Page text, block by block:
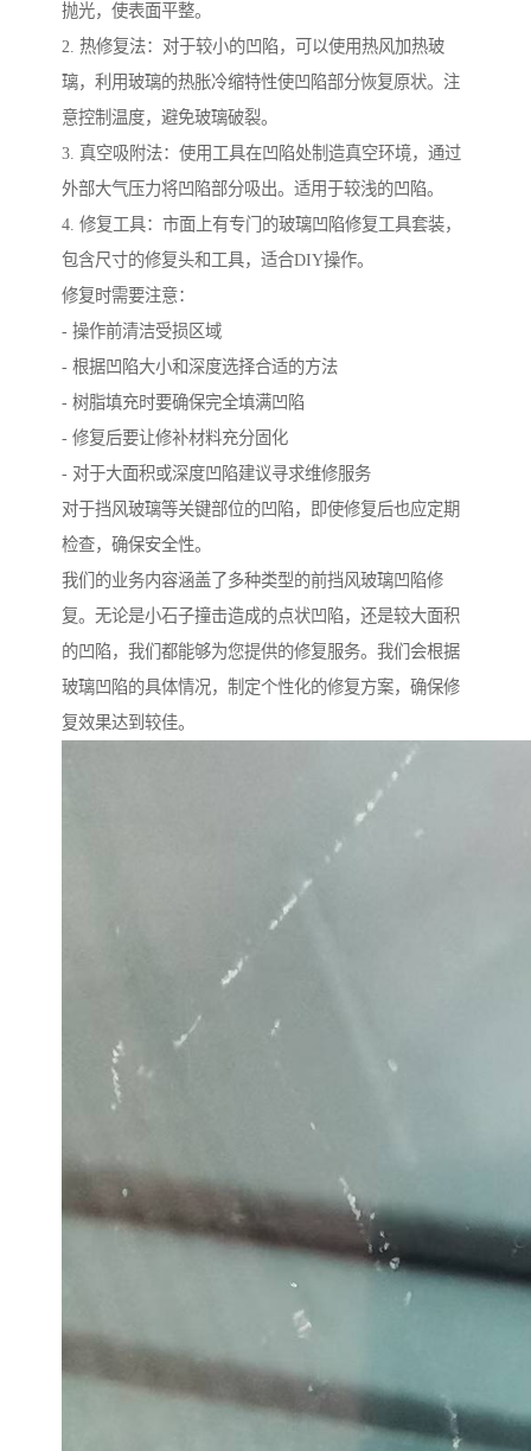
抛光，使表面平整。
2. 热修复法：对于较小的凹陷，可以使用热风加热玻
璃，利用玻璃的热胀冷缩特性使凹陷部分恢复原状。注
意控制温度，避免玻璃破裂。
3. 真空吸附法：使用工具在凹陷处制造真空环境，通过
外部大气压力将凹陷部分吸出。适用于较浅的凹陷。
4. 修复工具：市面上有专门的玻璃凹陷修复工具套装，
包含尺寸的修复头和工具，适合DIY操作。
修复时需要注意：
- 操作前清洁受损区域
- 根据凹陷大小和深度选择合适的方法
- 树脂填充时要确保完全填满凹陷
- 修复后要让修补材料充分固化
- 对于大面积或深度凹陷建议寻求维修服务
对于挡风玻璃等关键部位的凹陷，即使修复后也应定期
检查，确保安全性。
我们的业务内容涵盖了多种类型的前挡风玻璃凹陷修
复。无论是小石子撞击造成的点状凹陷，还是较大面积
的凹陷，我们都能够为您提供的修复服务。我们会根据
玻璃凹陷的具体情况，制定个性化的修复方案，确保修
复效果达到较佳。